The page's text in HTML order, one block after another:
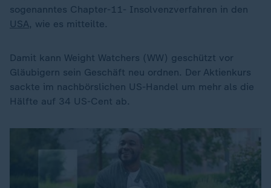
sogenanntes Chapter-11- Insolvenzverfahren in den
USA, wie es mitteilte.
Damit kann Weight Watchers (WW) geschützt vor
Gläubigern sein Geschäft neu ordnen. Der Aktienkurs
sackte im nachbörslichen US-Handel um mehr als die
Hälfte auf 34 US-Cent ab.